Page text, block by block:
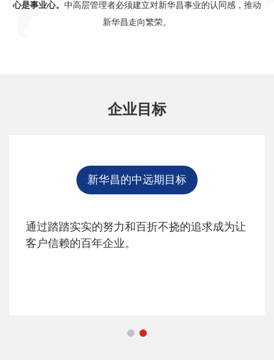
心是事业心。 中高层管理者必须建立对新华昌事业的认同感，推动
新华昌走向繁荣。
企业目标
新华昌的中远期目标
通过踏踏实实的努力和百折不挠的追求成为让
客户信赖的百年企业。